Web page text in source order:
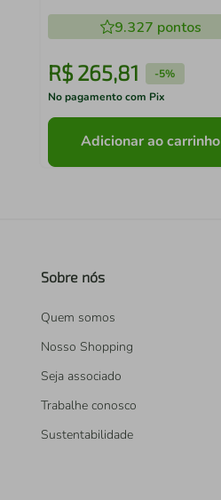
9.327 pontos
R$ 265,81 -5%
No pagamento com Pix
Adicionar ao carrinho
Sobre nós
Quem somos
Nosso Shopping
Seja associado
Trabalhe conosco
Sustentabilidade